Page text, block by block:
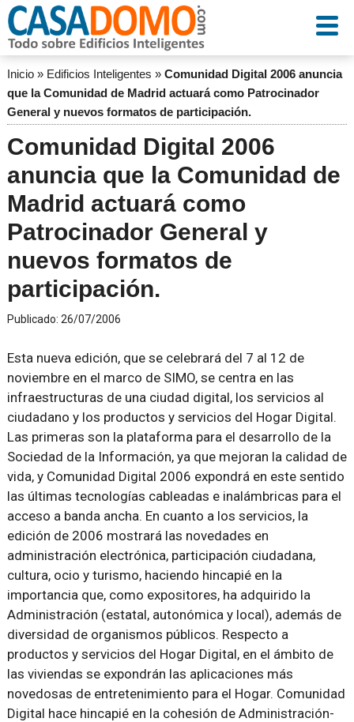
Inicio» Edificios Inteligentes » Comunidad Digital 2006 anuncia
que la Comunidad de Madrid actuará como Patrocinador
General y nuevos formatos de participación.
Comunidad Digital 2006
anuncia que la Comunidad de
Madrid actuará como
Patrocinador General y
nuevos formatos de
participación.
Publicado: 26/07/2006
Esta nueva edición, que se celebrará del 7 al 12 de
noviembre en el marco de SIMO, se centra en las
infraestructuras de una ciudad digital, los servicios al
ciudadano y los productos y servicios del Hogar Digital.
Las primeras son la plataforma para el desarrollo de la
Sociedad de la Información, ya que mejoran la calidad de
vida, y Comunidad Digital 2006 expondrá en este sentido
las últimas tecnologías cableadas e inalámbricas para el
acceso a banda ancha. En cuanto a los servicios, la
edición de 2006 mostrará las novedades en
administración electrónica, participación ciudadana,
cultura, ocio y turismo, haciendo hincapié en la
importancia que, como expositores, ha adquirido la
Administración (estatal, autonómica y local), además de
diversidad de organismos públicos. Respecto a
productos y servicios del Hogar Digital, en el ámbito de
las viviendas se expondrán las aplicaciones más
novedosas de entretenimiento para el Hogar. Comunidad
Digital hace hincapié en la cohesión de Administración-